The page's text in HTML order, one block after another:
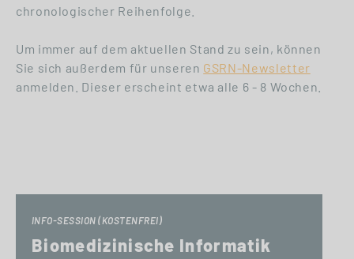
chronologischer Reihenfolge.
Um immer auf dem aktuellen Stand zu sein, können
Sie sich außerdem für unseren GSRN-Newsletter
anmelden. Dieser erscheint etwa alle 6 - 8 Wochen.
INFO-SESSION (KOSTENFREI)
Biomedizinische Informatik